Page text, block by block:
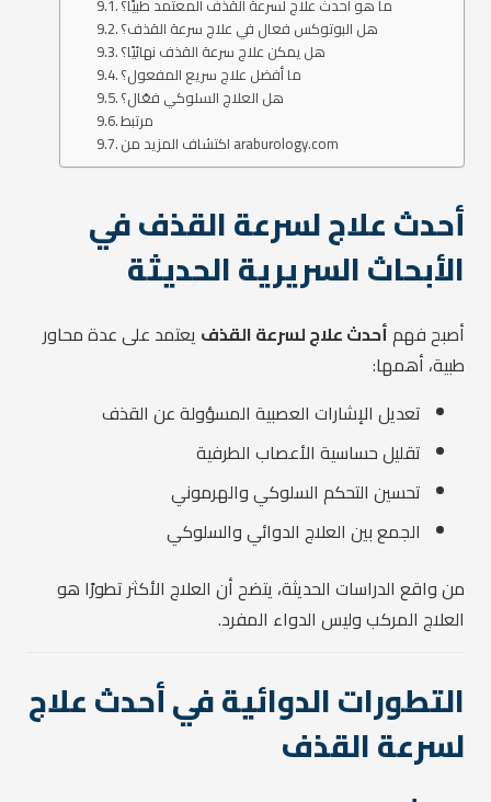
ما هو أحدث علاج لسرعة القذف المعتمد طبيًا؟
هل البوتوكس فعال في علاج سرعة القذف؟
هل يمكن علاج سرعة القذف نهائيًا؟
ما أفضل علاج سريع المفعول؟
هل العلاج السلوكي فعّال؟
مرتبط
اكتشاف المزيد من araburology.com
أحدث علاج لسرعة القذف في
الأبحاث السريرية الحديثة
أصبح فهمأحدث علاج لسرعة القذف يعتمد على عدة محاور
طبية، أهمها:
تعديل الإشارات العصبية المسؤولة عن القذف
تقليل حساسية الأعصاب الطرفية
تحسين التحكم السلوكي والهرموني
الجمع بين العلاج الدوائي والسلوكي
من واقع الدراسات الحديثة، يتضح أن العلاج الأكثر تطورًا هو
العلاج المركب وليس الدواء المفرد.
التطورات الدوائية في أحدث علاج
لسرعة القذف